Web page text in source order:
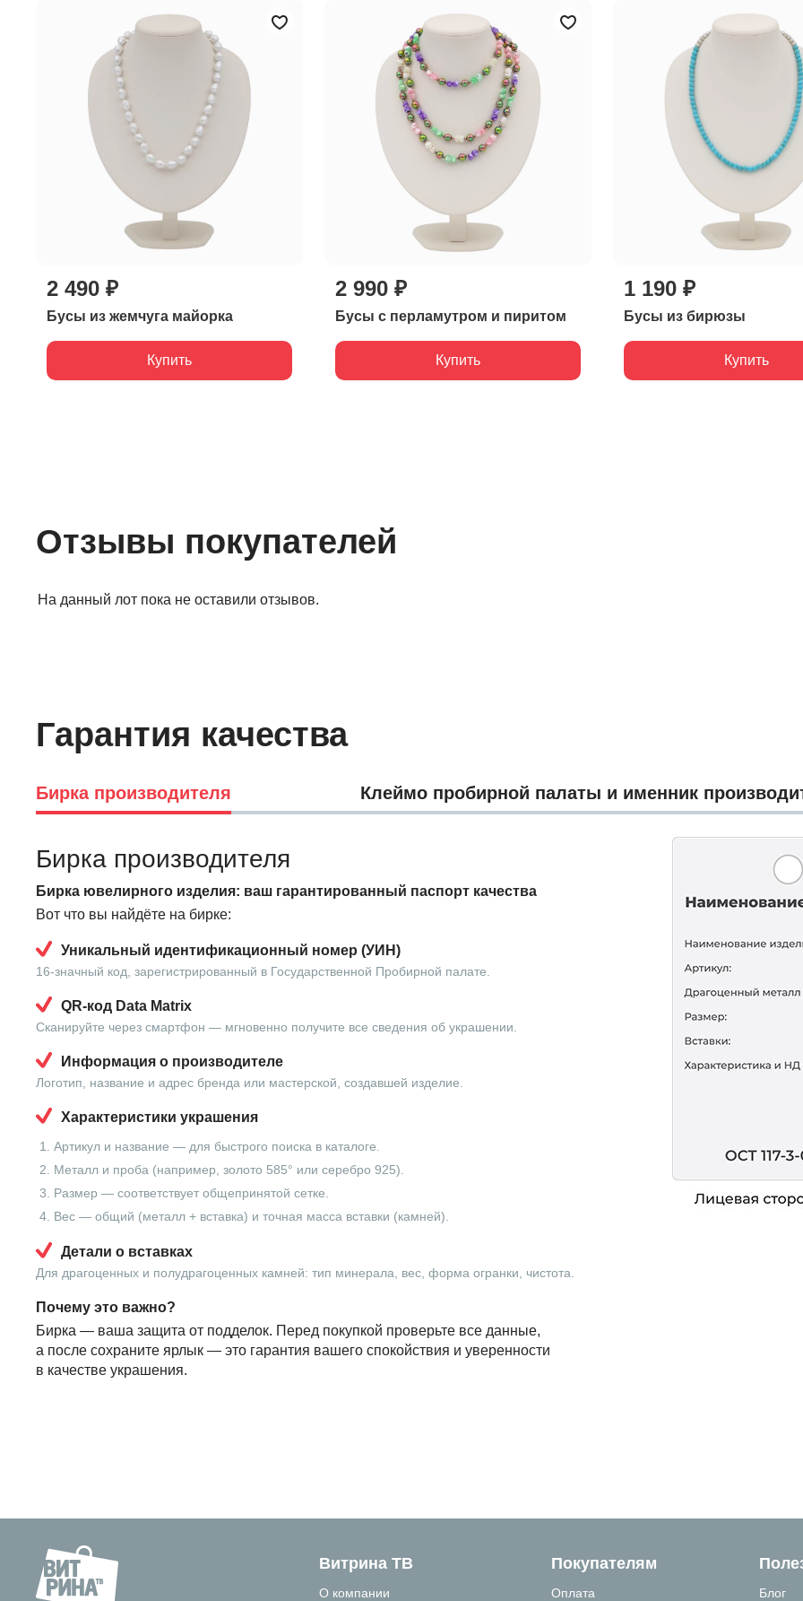
2 490 ₽
Бусы из жемчуга майорка
Купить
2 990 ₽
Бусы с перламутром и пиритом
Купить
1 190 ₽
Бусы из бирюзы
Купить
Отзывы покупателей
На данный лот пока не оставили отзывов.
Гарантия качества
Бирка производителя Клеймо пробирной палаты и именник
Бирка производителя
Бирка ювелирного изделия: ваш гарантированный паспорт качества
Вот что вы найдёте на бирке:
Уникальный идентификационный номер (УИН)
16-значный код, зарегистрированный в Государственной Пробирной палате.
QR-код Data Matrix
Сканируйте через смартфон — мгновенно получите все сведения об украшении.
Информация о производителе
Логотип, название и адрес бренда или мастерской, создавшей изделие.
Характеристики украшения
Артикул и название — для быстрого поиска в каталоге.
Металл и проба (например, золото 585° или серебро 925).
Размер — соответствует общепринятой сетке.
Вес — общий (металл + вставка) и точная масса вставки (камней).
Детали о вставках
Для драгоценных и полудрагоценных камней: тип минерала, вес, форма огранки, чистота.
Почему это важно?
Бирка — ваша защита от подделок. Перед покупкой проверьте все данные,
а после сохраните ярлык — это гарантия вашего спокойствия и уверенности
в качестве украшения.
Витрина ТВ
О компании
Покупателям
Оплата Блог